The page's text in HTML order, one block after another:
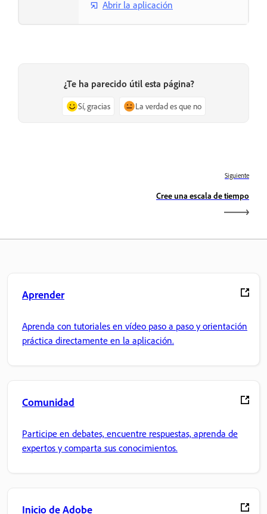
Abrir la aplicación
¿Te ha parecido útil esta página?
Sí, gracias La verdad es que no
Siguiente
Cree una escala de tiempo
Aprender
Aprenda con tutoriales en vídeo paso a paso y orientación
práctica directamente en la aplicación.
Comunidad
Participe en debates, encuentre respuestas, aprenda de
expertos y comparta sus conocimientos.
Inicio de Adobe